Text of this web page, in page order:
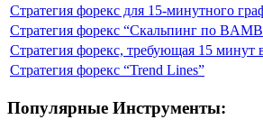
Стратегия форекс для 15-минутного
Стратегия форекс “Скальпинг по
Стратегия форекс, требующая 15 минут
Стратегия форекс “Trend Lines”
Популярные Инструменты: